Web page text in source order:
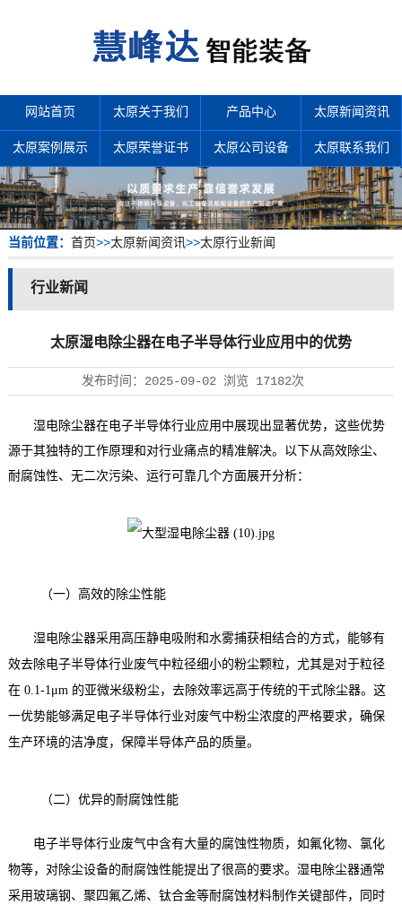
网站首页 太原关于我们 产品中心 太原新闻资讯
太原案例展示 太原荣誉证书 太原公司设备 太原联系我们
当前位置： 首页>>太原新闻资讯>>太原行业新闻
行业新闻
太原湿电除尘器在电子半导体行业应用中的优势
发布时间： 2025-09-02浏览 17182次
湿电除尘器在电子半导体行业应用中展现出显著优势，这些优势
源于其独特的工作原理和对行业痛点的精准解决。以下从高效除尘、
耐腐蚀性、无二次污染、运行可靠几个方面展开分析：
（一）高效的除尘性能
湿电除尘器采用高压静电吸附和水雾捕获相结合的方式，能够有
效去除电子半导体行业废气中粒径细小的粉尘颗粒，尤其是对于粒径
在 0.1-1μm 的亚微米级粉尘，去除效率远高于传统的干式除尘器。这
一优势能够满足电子半导体行业对废气中粉尘浓度的严格要求，确保
生产环境的洁净度，保障半导体产品的质量。
（二）优异的耐腐蚀性能
电子半导体行业废气中含有大量的腐蚀性物质，如氟化物、氯化
物等，对除尘设备的耐腐蚀性能提出了很高的要求。湿电除尘器通常
采用玻璃钢、聚四氟乙烯、钛合金等耐腐蚀材料制作关键部件，同时